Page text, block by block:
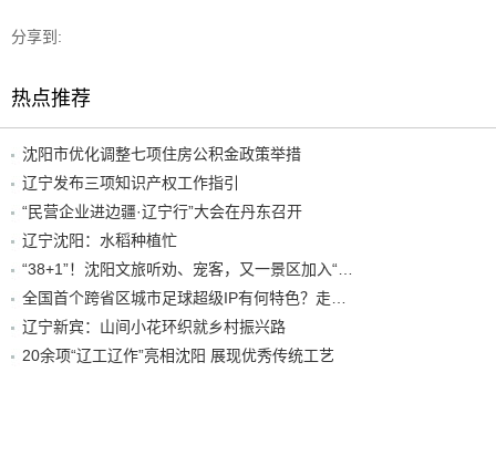
分享到:
热点推荐
沈阳市优化调整七项住房公积金政策举措
辽宁发布三项知识产权工作指引
“民营企业进边疆·辽宁行”大会在丹东召开
辽宁沈阳：水稻种植忙
辽宁新宾：山间小花环织就乡村振兴路
20余项“辽工辽作”亮相沈阳 展现优秀传统工艺